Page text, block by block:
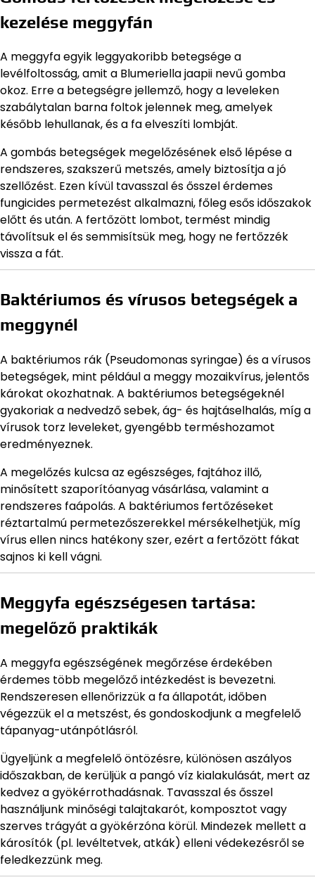
kezelése meggyfán
A meggyfa egyik leggyakoribb betegsége a
levélfoltosság, amit a Blumeriella jaapii nevű gomba
okoz. Erre a betegségre jellemző, hogy a leveleken
szabálytalan barna foltok jelennek meg, amelyek
később lehullanak, és a fa elveszíti lombját.
A gombás betegségek megelőzésének első lépése a
rendszeres, szakszerű metszés, amely biztosítja a jó
szellőzést. Ezen kívül tavasszal és ősszel érdemes
fungicides permetezést alkalmazni, főleg esős időszakok
előtt és után. A fertőzött lombot, termést mindig
távolítsuk el és semmisítsük meg, hogy ne fertőzzék
vissza a fát.
Baktériumos és vírusos betegségek a
meggynél
A baktériumos rák (Pseudomonas syringae) és a vírusos
betegségek, mint például a meggy mozaikvírus, jelentős
károkat okozhatnak. A baktériumos betegségeknél
gyakoriak a nedvedző sebek, ág- és hajtáselhalás, míg a
vírusok torz leveleket, gyengébb terméshozamot
eredményeznek.
A megelőzés kulcsa az egészséges, fajtához illő,
minősített szaporítóanyag vásárlása, valamint a
rendszeres faápolás. A baktériumos fertőzéseket
réztartalmú permetezőszerekkel mérsékelhetjük, míg
vírus ellen nincs hatékony szer, ezért a fertőzött fákat
sajnos ki kell vágni.
Meggyfa egészségesen tartása:
megelőző praktikák
A meggyfa egészségének megőrzése érdekében
érdemes több megelőző intézkedést is bevezetni.
Rendszeresen ellenőrizzük a fa állapotát, időben
végezzük el a metszést, és gondoskodjunk a megfelelő
tápanyag-utánpótlásról.
Ügyeljünk a megfelelő öntözésre, különösen aszályos
időszakban, de kerüljük a pangó víz kialakulását, mert az
kedvez a gyökérrothadásnak. Tavasszal és ősszel
használjunk minőségi talajtakarót, komposztot vagy
szerves trágyát a gyökérzóna körül. Mindezek mellett a
károsítók (pl. levéltetvek, atkák) elleni védekezésről se
feledkezzünk meg.